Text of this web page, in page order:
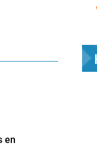
en